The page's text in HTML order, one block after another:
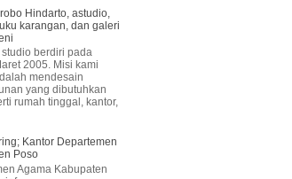
Hindarto, astudio,
karangan, dan galeri
studio berdiri pada
2005. Misi kami
mendesain
yang dibutuhkan
rumah tinggal, kantor,
Kantor Departemen
Poso
Agama Kabupaten